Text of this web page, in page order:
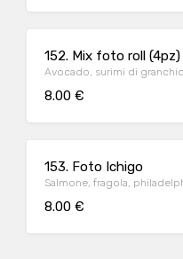
152. Mix foto roll (4pz)
Avocado, surimi di
8.00 €
153. Foto Ichigo
Salmone, fragola,
8.00 €